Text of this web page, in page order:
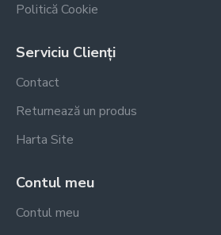
Politică Cookie
Serviciu Clienți
Contact
Returnează un produs
Harta Site
Contul meu
Contul meu